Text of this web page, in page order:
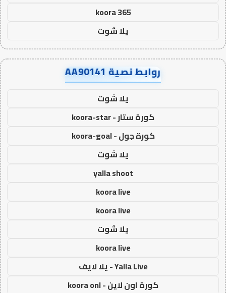
koora 365
يلا شوت
روابط نصية AA90141
يلا شوت
كورة ستار - koora-star
كورة جول - koora-goal
يلا شوت
yalla shoot
koora live
koora live
يلا شوت
koora live
Yalla Live - يلا لايف
كورة اون لاين - koora onl